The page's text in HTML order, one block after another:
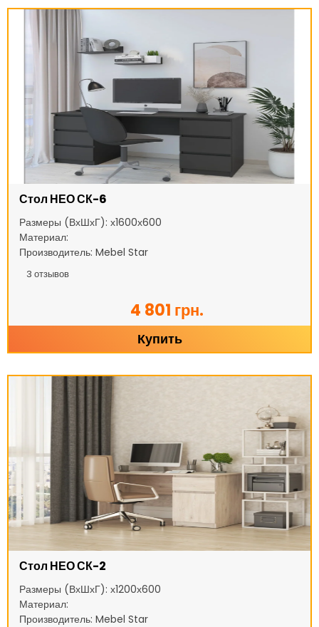
Стол НЕО СК-6
Размеры (ВхШхГ): х1600х600
Материал:
Производитель: Mebel Star
3 отзывов
4 801 грн.
Купить
Стол НЕО СК-2
Размеры (ВхШхГ): х1200х600
Материал:
Производитель: Mebel Star